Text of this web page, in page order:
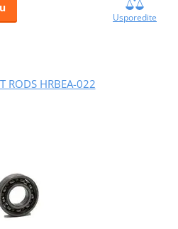
Usporedite
RODS HRBEA-022